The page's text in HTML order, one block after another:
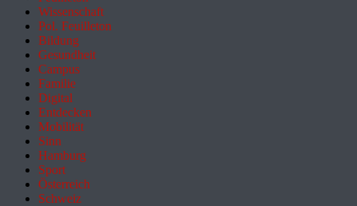
Wissenschaft
Pol. Feuilleton
Bildung
Gesundheit
Campus
Familie
Digital
Entdecken
Mobilität
Sinn
Hamburg
Sport
Österreich
Schweiz